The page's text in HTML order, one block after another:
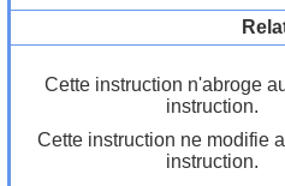
Cette instruction n'abroge
instruction.
Cette instruction ne modifie
instruction.